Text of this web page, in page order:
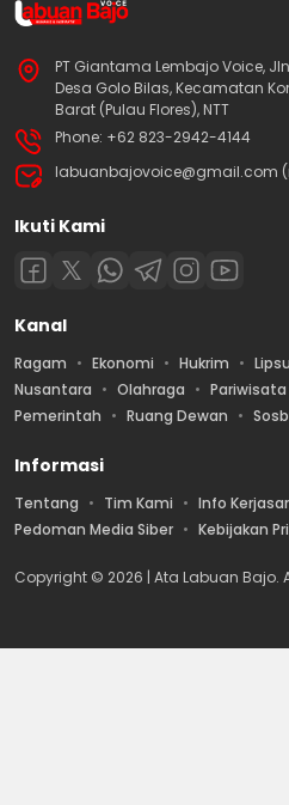
PT Giantama Lembajo Voice,
Desa Golo Bilas, Kecamatan
Barat (Pulau Flores), NTT
Phone: +62 823-2942-4144
labuanbajovoice@gmail.com
Ikuti Kami
Kanal
Ragam Ekonomi Hukrim
Nusantara
Olahraga Pariwisata
Pemerintah
Ruang Dewan
Informasi
Tentang Tim Kami Info
Pedoman Media Siber
Kebijakan
Copyright © 2026 | Ata Labuan Bajo.